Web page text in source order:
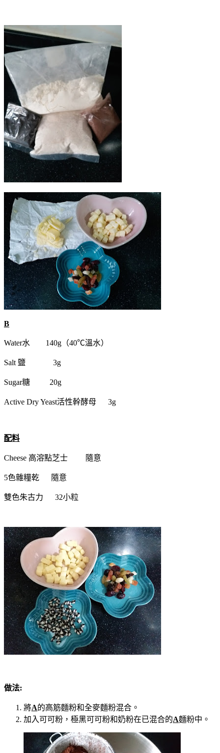
B
Water水 140g（40℃溫水）
Salt 鹽 3g
Sugar糖 20g
Active Dry Yeast活性幹酵母 3g
配料
Cheese 高溶點芝士 隨意
5色雜糧乾 隨意
雙色朱古力 32小粒
做法:
將A的高筋麵粉和全麥麵粉混合。
加入可可粉，極黑可可粉和奶粉在已混合的A麵粉中。